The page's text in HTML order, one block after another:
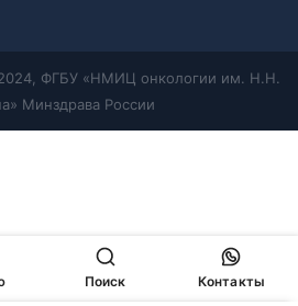
ФГБУ «НМИЦ онкологии им. Н.Н.
Минздрава России
Поиск Контакты